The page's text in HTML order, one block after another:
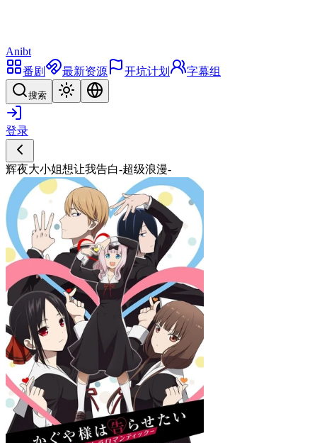
Anibt
番剧
最新资源 开坑计划 字幕组
搜索
登录
辉夜大小姐想让我告白-超级浪漫-